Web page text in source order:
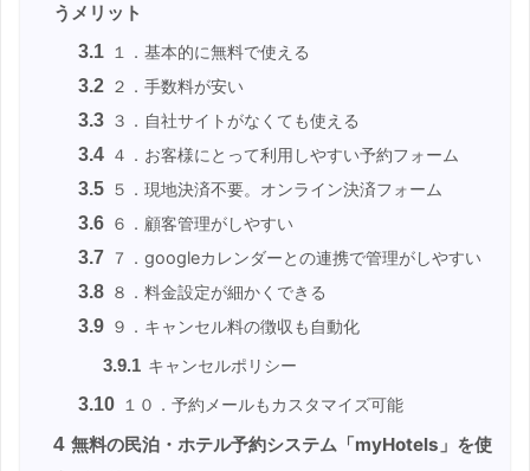
うメリット
3.1 １．基本的に無料で使える
3.2 ２．手数料が安い
3.3 ３．自社サイトがなくても使える
3.4 ４．お客様にとって利用しやすい予約フォーム
3.5 ５．現地決済不要。オンライン決済フォーム
3.6 ６．顧客管理がしやすい
3.7 ７．googleカレンダーとの連携で管理がしやすい
3.8 ８．料金設定が細かくできる
3.9 ９．キャンセル料の徴収も自動化
3.9.1 キャンセルポリシー
3.10 １０．予約メールもカスタマイズ可能
4 無料の民泊・ホテル予約システム「myHotels」を使